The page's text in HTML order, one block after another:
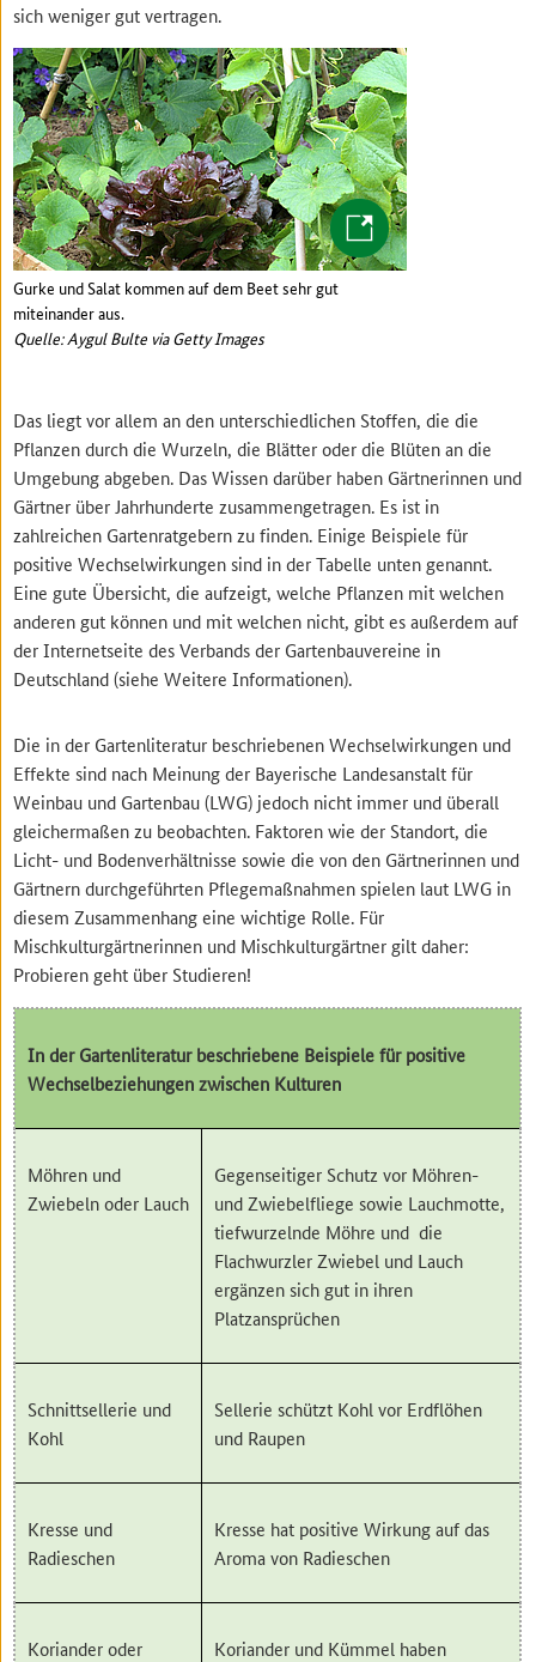
sich weniger gut vertragen.
Gurke und Salat kommen auf dem Beet sehr gut
miteinander aus.
Quelle: Aygul Bulte via Getty Images
Das liegt vor allem an den unterschiedlichen Stoffen, die die
Pflanzen durch die Wurzeln, die Blätter oder die Blüten an die
Umgebung abgeben. Das Wissen darüber haben Gärtnerinnen und
Gärtner über Jahrhunderte zusammengetragen. Es ist in
zahlreichen Gartenratgebern zu finden. Einige Beispiele für
positive Wechselwirkungen sind in der Tabelle unten genannt.
Eine gute Übersicht, die aufzeigt, welche Pflanzen mit welchen
anderen gut können und mit welchen nicht, gibt es außerdem auf
der Internetseite des Verbands der Gartenbauvereine in
Deutschland (siehe Weitere Informationen).
Die in der Gartenliteratur beschriebenen Wechselwirkungen und
Effekte sind nach Meinung der Bayerische Landesanstalt für
Weinbau und Gartenbau (LWG) jedoch nicht immer und überall
gleichermaßen zu beobachten. Faktoren wie der Standort, die
Licht- und Bodenverhältnisse sowie die von den Gärtnerinnen und
Gärtnern durchgeführten Pflegemaßnahmen spielen laut LWG in
diesem Zusammenhang eine wichtige Rolle. Für
Mischkulturgärtnerinnen und Mischkulturgärtner gilt daher:
Probieren geht über Studieren!
In der Gartenliteratur beschriebene Beispiele für positive
Wechselbeziehungen zwischen Kulturen
Möhren und
Zwiebeln oder Lauch
Gegenseitiger Schutz vor Möhren-
und Zwiebelfliege sowie Lauchmotte,
tiefwurzelnde Möhre und die
Flachwurzler Zwiebel und Lauch
ergänzen sich gut in ihren
Platzansprüchen
Schnittsellerie und
Kohl
Sellerie schützt Kohl vor Erdflöhen
und Raupen
Kresse und
Radieschen
Kresse hat positive Wirkung auf das
Aroma von Radieschen
Koriander oder
Koriander und Kümmel haben